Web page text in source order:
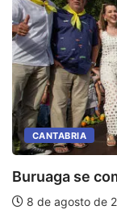
CANTABRIA
Buruaga se
8 de agosto de